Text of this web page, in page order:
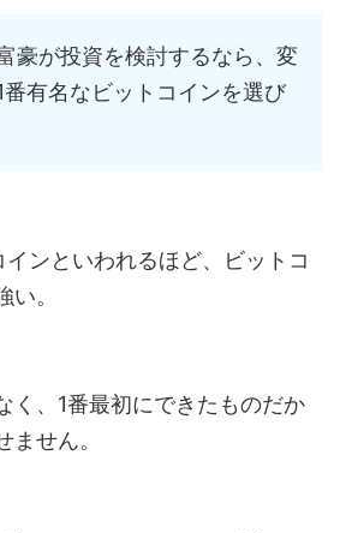
豪が投資を検討するなら、変
有名なビットコインを選び
ンといわれるほど、ビットコ
。
く、1番最初にできたものだか
ません。